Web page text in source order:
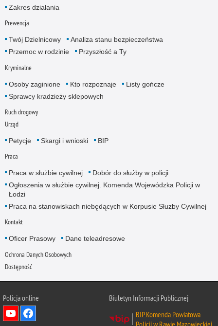
Zakres działania
Prewencja
Twój Dzielnicowy
Analiza stanu bezpieczeństwa
Przemoc w rodzinie
Przyszłość a Ty
Kryminalne
Osoby zaginione Kto rozpoznaje
Listy gończe
Sprawcy kradzieży sklepowych
Ruch drogowy
Urząd
Petycje Skargi i wnioski BIP
Praca
Praca w służbie cywilnej
Dobór do służby w policji
Ogłoszenia w służbie cywilnej. Komenda Wojewódzka Policji w
Łodzi
Praca na stanowiskach niebędących w Korpusie Słuzby Cywilnej
Kontakt
Oficer Prasowy Dane teleadresowe
Ochrona Danych Osobowych
Dostępność
Policja online
Biuletyn Informacji Publicznej
BIP Komenda Powiatowa